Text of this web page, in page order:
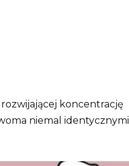
koncentrację
niemal identycznymi